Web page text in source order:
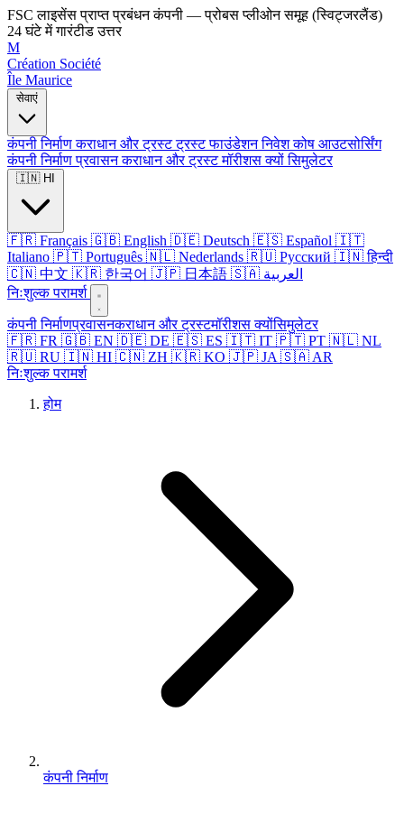
FSC लाइसेंस प्राप्त प्रबंधन कंपनी — प्रोबस प्लीओन समूह (स्विट्जरलैंड)
24 घंटे में गारंटीड उत्तर
M
Création Société
Île Maurice
कंपनी निर्माणकराधान और ट्रस्टट्रस्टफाउंडेशननिवेश कोष आउटसोर्सिंग
कंपनी निर्माणप्रवासनकराधान और ट्रस्टमॉरीशस क्योंसिमुलेटर
🇫🇷 Français 🇬🇧 English 🇩🇪 Deutsch 🇪🇸 Español 🇮🇹
Italiano 🇵🇹 Português 🇳🇱 Nederlands 🇷🇺 Русский 🇮🇳 हिन्दी
🇨🇳 中文 🇰🇷 한국어 🇯🇵 日本語
🇸🇦 العربية
निःशुल्क परामर्श
कंपनी निर्माणप्रवासनकराधान और ट्रस्टमॉरीशस क्योंसिमुलेटर
🇫🇷 FR 🇬🇧 EN 🇩🇪 DE 🇪🇸 ES 🇮🇹 IT 🇵🇹 PT 🇳🇱 NL
🇷🇺 RU 🇮🇳 HI 🇨🇳 ZH 🇰🇷 KO 🇯🇵 JA 🇸🇦 AR
निःशुल्क परामर्श
होम
कंपनी निर्माण